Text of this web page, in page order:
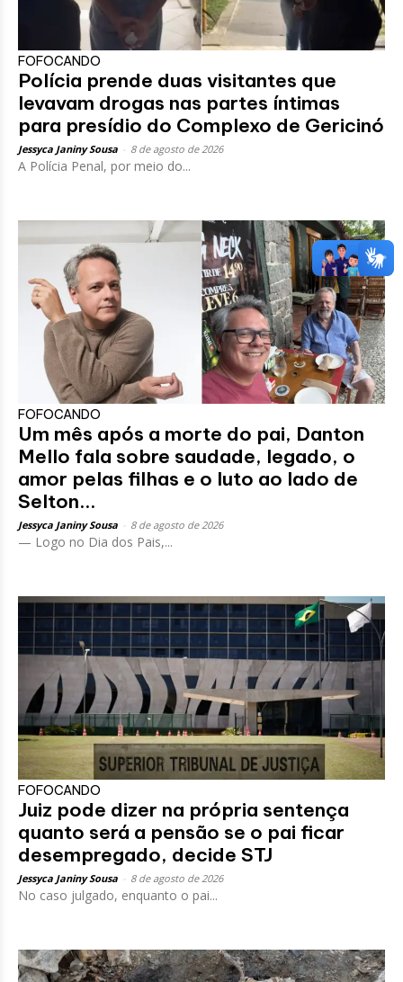
FOFOCANDO
Polícia prende duas visitantes que
levavam drogas nas partes íntimas
para presídio do Complexo de Gericinó
Jessyca Janiny Sousa 8 de agosto de 2026
A Polícia Penal, por meio do...
FOFOCANDO
Um mês após a morte do pai, Danton
Mello fala sobre saudade, legado, o
amor pelas filhas e o luto ao lado de
Selton...
Jessyca Janiny Sousa 8 de agosto de 2026
— Logo no Dia dos Pais,...
FOFOCANDO
Juiz pode dizer na própria sentença
quanto será a pensão se o pai ficar
desempregado, decide STJ
Jessyca Janiny Sousa 8 de agosto de 2026
No caso julgado, enquanto o pai...